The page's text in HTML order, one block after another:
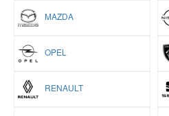
MAZDA
OPEL
RENAULT